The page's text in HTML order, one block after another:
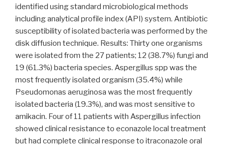
identified using standard microbiological methods
including analytical profile index (API) system. Antibiotic
susceptibility of isolated bacteria was performed by the
disk diffusion technique. Results: Thirty one organisms
were isolated from the 27 patients; 12 (38.7%) fungi and
19 (61.3%) bacteria species. Aspergillus spp was the
most frequently isolated organism (35.4%) while
Pseudomonas aeruginosa was the most frequently
isolated bacteria (19.3%), and was most sensitive to
amikacin. Four of 11 patients with Aspergillus infection
showed clinical resistance to econazole local treatment
but had complete clinical response to itraconazole oral